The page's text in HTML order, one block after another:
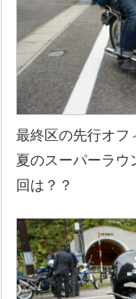
最終区の先行オフ
夏のスーパーラ
回は？？